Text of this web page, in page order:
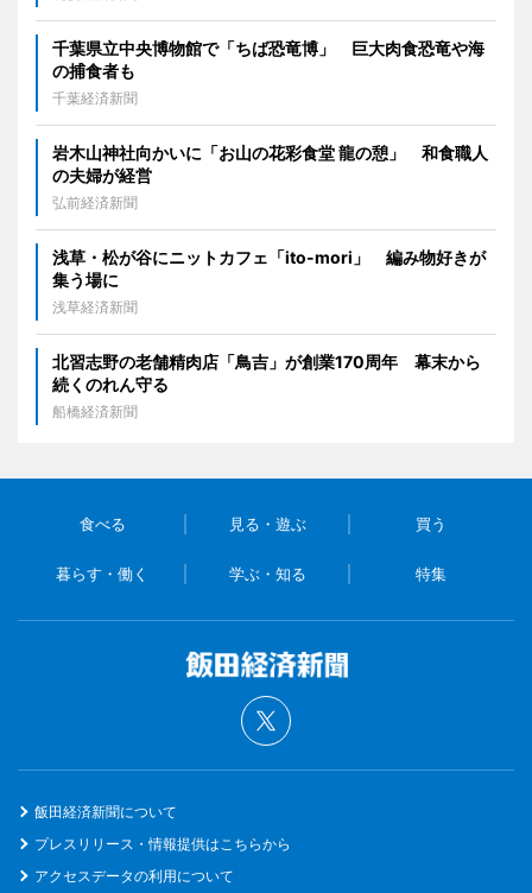
千葉県立中央博物館で「ちば恐竜博」 巨大肉食恐竜や海
の捕食者も
千葉経済新聞
岩木山神社向かいに「お山の花彩食堂 龍の憩」 和食職人
の夫婦が経営
弘前経済新聞
浅草・松が谷にニットカフェ「ito-mori」 編み物好きが
集う場に
浅草経済新聞
北習志野の老舗精肉店「鳥吉」が創業170周年 幕末から
続くのれん守る
船橋経済新聞
食べる 見る・遊ぶ 買う
暮らす・働く 学ぶ・知る 特集
飯田経済新聞について
プレスリリース・情報提供はこちらから
アクセスデータの利用について